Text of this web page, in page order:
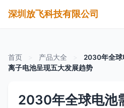
深圳放飞科技有限公司
首页 产品大全
2030年全球
离子电池呈现五大发展趋势
2030年全球电池